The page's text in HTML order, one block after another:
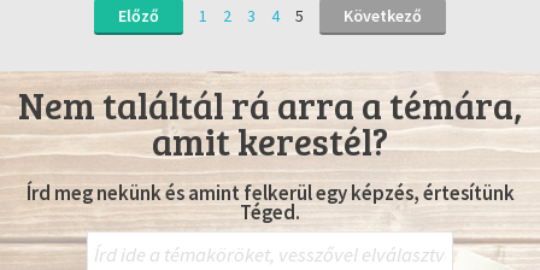
Előző 1 2 3 4 5 Következő
Nem találtál rá arra a témára,
amit kerestél?
Írd meg nekünk és amint felkerül egy képzés, értesítünk
Téged.